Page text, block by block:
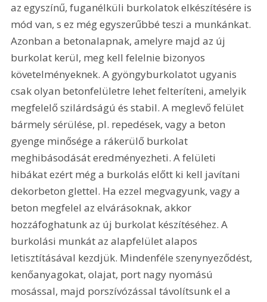
az egyszínű, fuganélküli burkolatok elkészítésére is
mód van, s ez még egyszerűbbé teszi a munkánkat.
Azonban a betonalapnak, amelyre majd az új
burkolat kerül, meg kell felelnie bizonyos
követelményeknek. A gyöngyburkolatot ugyanis
csak olyan betonfelületre lehet felteríteni, amelyik
megfelelő szilárdságú és stabil. A meglevő felület
bármely sérülése, pl. repedések, vagy a beton
gyenge minősége a rákerülő burkolat
meghibásodását eredményezheti. A felületi
hibákat ezért még a burkolás előtt ki kell javítani
dekorbeton glettel. Ha ezzel megvagyunk, vagy a
beton megfelel az elvárásoknak, akkor
hozzáfoghatunk az új burkolat készítéséhez. A
burkolási munkát az alapfelület alapos
letisztításával kezdjük. Mindenféle szenynyeződést,
kenőanyagokat, olajat, port nagy nyomású
mosással, majd porszívózással távolítsunk el a